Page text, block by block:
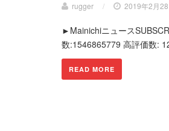
rugger / 2019年2月28
►Mainichiニュース
数:1546865779 高評価数:
READ MORE